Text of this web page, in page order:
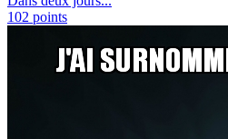
102 points